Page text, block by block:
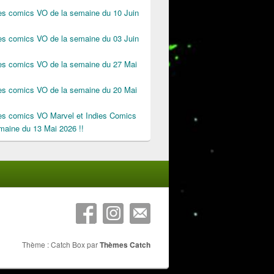
comics VO de la semaine du 10 Juin
comics VO de la semaine du 03 Juin
comics VO de la semaine du 27 Mai
comics VO de la semaine du 20 Mai
comics VO Marvel et Indies Comics
du 13 Mai 2026 !!
Thème : Catch Box parThèmes Catch